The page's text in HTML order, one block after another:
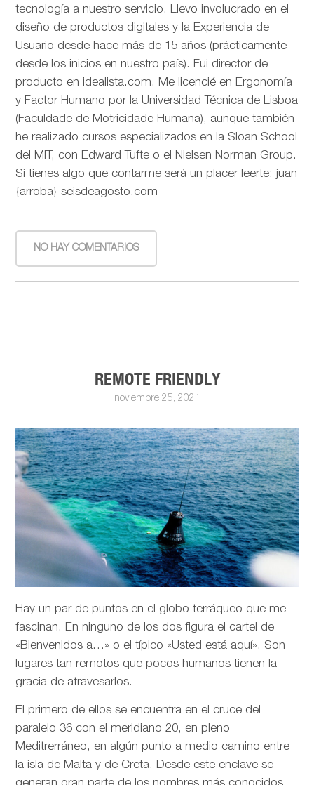
tecnología a nuestro servicio. Llevo involucrado en el
diseño de productos digitales y la Experiencia de
Usuario desde hace más de 15 años (prácticamente
desde los inicios en nuestro país). Fui director de
producto en idealista.com. Me licencié en Ergonomía
y Factor Humano por la Universidad Técnica de Lisboa
(Faculdade de Motricidade Humana), aunque también
he realizado cursos especializados en la Sloan School
del MIT, con Edward Tufte o el Nielsen Norman Group.
Si tienes algo que contarme será un placer leerte: juan
{arroba} seisdeagosto.com
NO HAY COMENTARIOS
REMOTE FRIENDLY
noviembre 25, 2021
Hay un par de puntos en el globo terráqueo que me
fascinan. En ninguno de los dos figura el cartel de
«Bienvenidos a…» o el típico «Usted está aquí». Son
lugares tan remotos que pocos humanos tienen la
gracia de atravesarlos.
El primero de ellos se encuentra en el cruce del
paralelo 36 con el meridiano 20, en pleno
Meditrerráneo, en algún punto a medio camino entre
la isla de Malta y de Creta. Desde este enclave se